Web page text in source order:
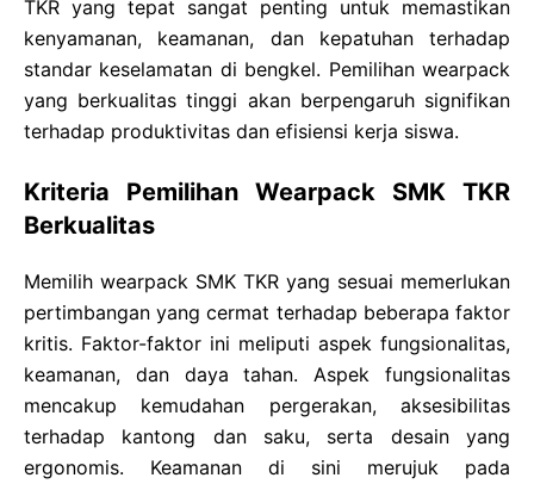
TKR yang tepat sangat penting untuk memastikan
kenyamanan, keamanan, dan kepatuhan terhadap
standar keselamatan di bengkel. Pemilihan wearpack
yang berkualitas tinggi akan berpengaruh signifikan
terhadap produktivitas dan efisiensi kerja siswa.
Kriteria Pemilihan Wearpack SMK TKR
Berkualitas
Memilih wearpack SMK TKR yang sesuai memerlukan
pertimbangan yang cermat terhadap beberapa faktor
kritis. Faktor-faktor ini meliputi aspek fungsionalitas,
keamanan, dan daya tahan. Aspek fungsionalitas
mencakup kemudahan pergerakan, aksesibilitas
terhadap kantong dan saku, serta desain yang
ergonomis. Keamanan di sini merujuk pada